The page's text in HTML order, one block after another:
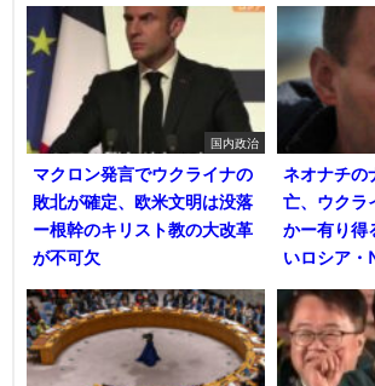
国内政治
マクロン発言でウクライナの
敗北が確定、欧米文明は没落
ー根幹のキリスト教の大改革
が不可欠
ネオナチの
亡、ウクラ
かー有り得
いロシア・